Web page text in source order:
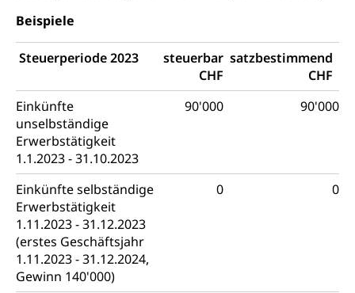
Beispiele
Steuerperiode 2023
steuerbar
CHF
satzbestimmend
CHF
Einkünfte
unselbständige
Erwerbstätigkeit
1.1.2023 - 31.10.2023
90'000 90'000
Einkünfte selbständige
Erwerbstätigkeit
1.11.2023 - 31.12.2023
(erstes Geschäftsjahr
1.11.2023 - 31.12.2024,
Gewinn 140'000)
0 0